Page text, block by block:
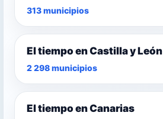
313 municipios
El tiempo en Castilla y León
2 298 municipios
El tiempo en Canarias